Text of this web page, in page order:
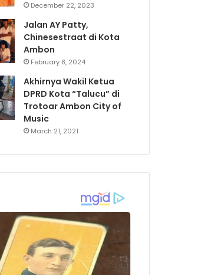
December 22, 2023
Jalan AY Patty,
Chinesestraat di Kota
Ambon
February 8, 2024
Akhirnya Wakil Ketua
DPRD Kota “Talucu” di
Trotoar Ambon City of
Music
March 21, 2021